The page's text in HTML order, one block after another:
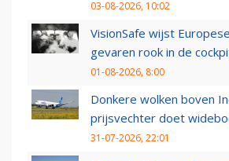
03-08-2026, 10:02
VisionSafe wijst
gevaren rook in de
01-08-2026, 8:00
Donkere wolken boven
prijsvechter doet
31-07-2026, 22:01